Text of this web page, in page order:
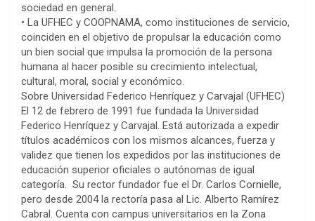
sociedad en general.
• La UFHEC y COOPNAMA, como instituciones de servicio,
coinciden en el objetivo de propulsar la educación como
un bien social que impulsa la promoción de la persona
humana al hacer posible su crecimiento intelectual,
cultural, moral, social y económico.
Sobre Universidad Federico Henríquez y Carvajal (UFHEC)
El 12 de febrero de 1991 fue fundada la Universidad
Federico Henríquez y Carvajal. Está autorizada a expedir
títulos académicos con los mismos alcances, fuerza y
validez que tienen los expedidos por las instituciones de
educación superior oficiales o autónomas de igual
categoría. Su rector fundador fue el Dr. Carlos Cornielle,
pero desde 2004 la rectoría pasa al Lic. Alberto Ramírez
Cabral. Cuenta con campus universitarios en la Zona